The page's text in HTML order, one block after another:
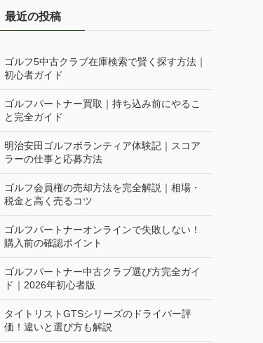
最近の投稿
ゴルフ5中古クラブ在庫検索で賢く探す方法｜
初心者ガイド
ゴルフパートナー買取｜持ち込み前にやるこ
と完全ガイド
明治安田ゴルフボランティア体験記｜スコア
ラーの仕事と応募方法
ゴルフ会員権の売却方法を完全解説｜相場・
税金と高く売るコツ
ゴルフパートナーオンラインで失敗しない！
購入前の確認ポイント
ゴルフパートナー中古クラブ選び方完全ガイ
ド｜2026年初心者版
タイトリストGTSシリーズのドライバー評
価！違いと選び方も解説